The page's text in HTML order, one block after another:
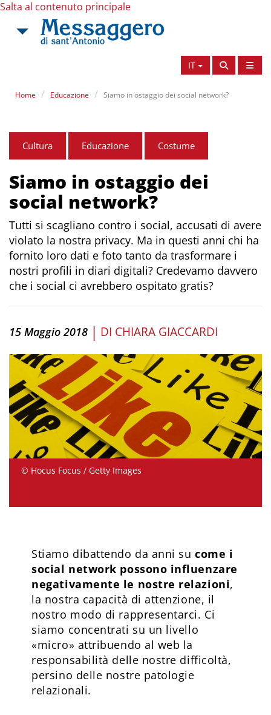
Salta al contenuto principale
IT
Home Educazione Siamo in ostaggio dei social network?
Cultura Educazione Costume
Siamo in ostaggio dei
social network?
Tutti si scagliano contro i social, accusati di avere
violato la nostra privacy. Ma in questi anni chi ha
fornito loro dati e foto tanto da trasformare i
nostri profili in diari digitali? Credevamo davvero
che i social ci avrebbero ospitato gratis?
15 Maggio 2018 | DI CHIARA GIACCARDI
© Hocus Focus / Getty Images
Stiamo dibattendo da anni su come i
social network possono influenzare
negativamente le nostre relazioni,
la nostra capacità di attenzione, il
nostro modo di rappresentarci. Ci
siamo concentrati su un livello
«micro» attribuendo al web la
responsabilità delle nostre difficoltà,
persino delle nostre patologie
relazionali.